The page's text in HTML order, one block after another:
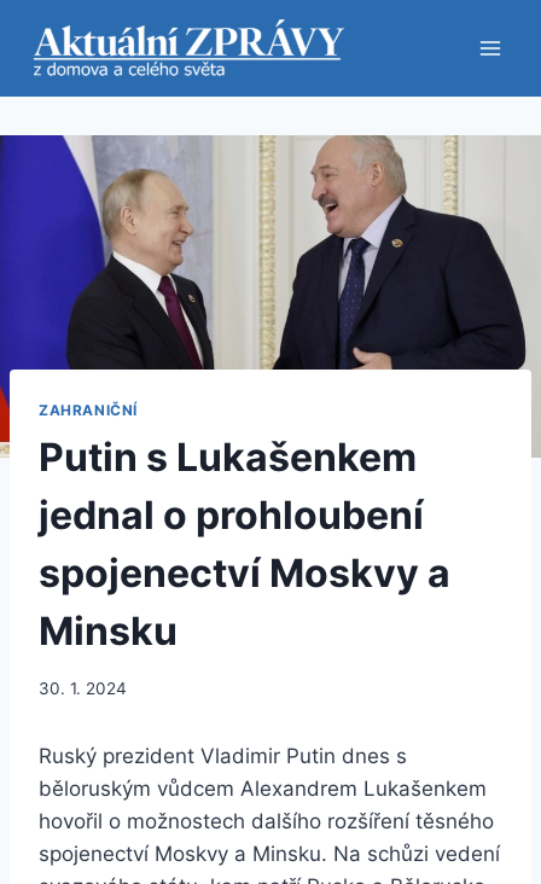
obsah
ZAHRANIČNÍ
Putin s Lukašenkem
jednal o prohloubení
spojenectví Moskvy a
Minsku
30. 1. 2024
Ruský prezident Vladimir Putin dnes s
běloruským vůdcem Alexandrem Lukašenkem
hovořil o možnostech dalšího rozšíření těsného
spojenectví Moskvy a Minsku. Na schůzi vedení